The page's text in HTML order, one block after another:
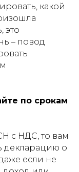
какой
это
– повод
по срокам
с НДС, то вам
декларацию о
если не